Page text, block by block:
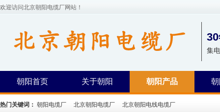
欢迎访问北京朝阳电缆厂网站！
集
朝阳首页 关于朝阳 朝阳产品
热门关键词： 朝阳电缆厂 北京朝阳电缆厂 北京朝阳电线电缆厂